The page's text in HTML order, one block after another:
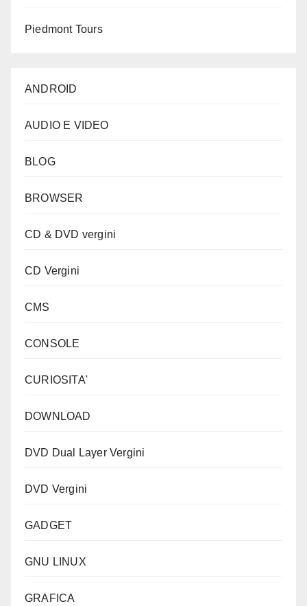
Piedmont Tours
ANDROID
AUDIO E VIDEO
BLOG
BROWSER
CD & DVD vergini
CD Vergini
CMS
CONSOLE
CURIOSITA'
DOWNLOAD
DVD Dual Layer Vergini
DVD Vergini
GADGET
GNU LINUX
GRAFICA